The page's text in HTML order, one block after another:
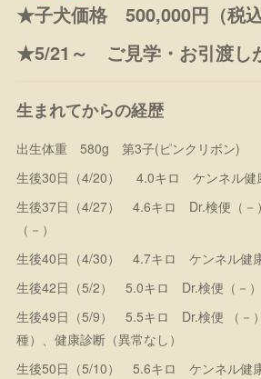
★子犬価格 500,000円（税込
★5/21～ ご見学・お引渡し
生まれてからの経歴
出生体重 580g 第3子(ピンクリボン)
生後30日（4/20） 4.0キロ ケンネル健
生後37日（4/27） 4.6キロ Dr.検便（－
（－）
生後40日（4/30） 4.7キロ ケンネル健
生後42日（5/2） 5.0キロ Dr.検便（－）
生後49日（5/9） 5.5キロ Dr.検便 （－
種）、健康診断（異常なし）
生後50日（5/10） 5.6キロ ケンネル健